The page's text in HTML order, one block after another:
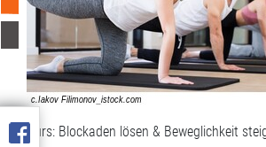
Kurs: Blockaden lösen & Beweglichkeit